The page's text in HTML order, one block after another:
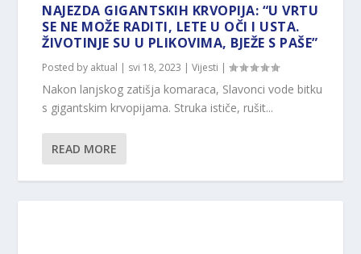
NAJEZDA GIGANTSKIH KRVOPIJA: “U VRTU
SE NE MOŽE RADITI, LETE U OČI I USTA.
ŽIVOTINJE SU U PLIKOVIMA, BJEŽE S PAŠE”
Posted by aktual | svi 18, 2023 |Vijesti |
Nakon lanjskog zatišja komaraca, Slavonci vode bitku
s gigantskim krvopijama. Struka ističe, rušit...
READ MORE